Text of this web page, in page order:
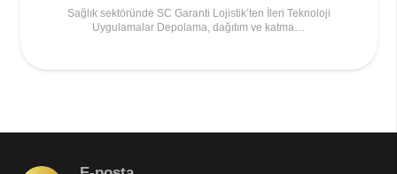
Sağlık sektöründe SC Garanti Lojistik’ten İleri Teknoloji
Uygulamalar Depolama, dağıtım ve katma…